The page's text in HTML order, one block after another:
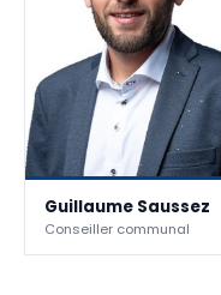
Guillaume Saussez
Conseiller communal